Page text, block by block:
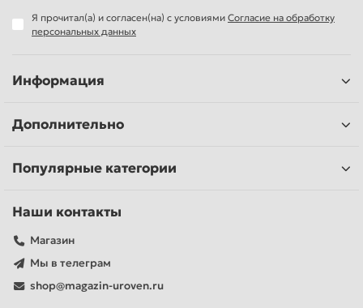
Я прочитал(а) и согласен(на) с условиями Согласие на обработку
персональных данных
Информация
Дополнительно
Популярные категории
Наши контакты
Магазин
Мы в телеграм
shop@magazin-uroven.ru